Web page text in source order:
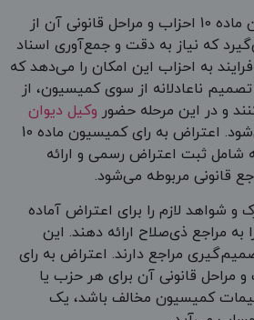
اعتراض به رای کمیسیون ماده 10 احزاب و مراحل قانونی آن از
که نیاز به دقت و جمع‌آوری اسناد
به احزاب این امکان را می‌دهد که
ناعادلانه از سوی کمیسیون، از
و در این مرحله حضور وکیل دیوان
ضروری می‌شود. اعتراض به رای کمیسیون ماده 10
شامل ثبت اعتراض رسمی و ارائه
قانونی مربوطه می‌شود.
و شواهد لازم را برای اعتراض آماده
به مراجع ذی‌صلاح ارائه دهند. این
مراجع دارند. اعتراض به رای
ماده 10 احزاب و مراحل قانونی آن برای هر حزب یا
کمیسیون مخالف باشد، یک